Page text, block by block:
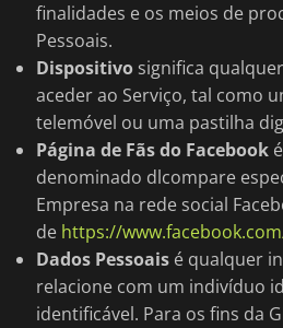
finalidades e os meios de
Pessoais.
Dispositivosignifica
aceder ao Serviço, tal como
telemóvel ou uma pastilha
Página de Fãs do Facebook
denominado dlcompare
Empresa na rede social
de https://
Dados Pessoaisé qualquer
relacione com um indivíduo
identificável. Para os fins da